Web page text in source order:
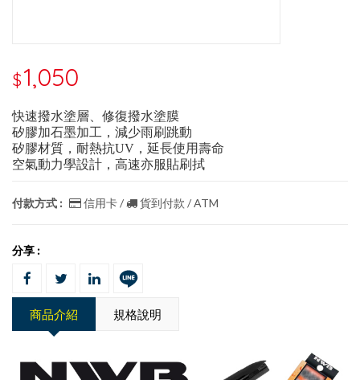
$1,050
快速撥水塗層、修復撥水塗膜
矽膠加石墨加工，減少雨刷跳動
矽膠材質，耐熱抗UV，延長使用壽命
空氣動力學設計，高速亦服貼刷拭
付款方式 : 信用卡 / 貨到付款 / ATM
分享 :
商品介紹 規格說明